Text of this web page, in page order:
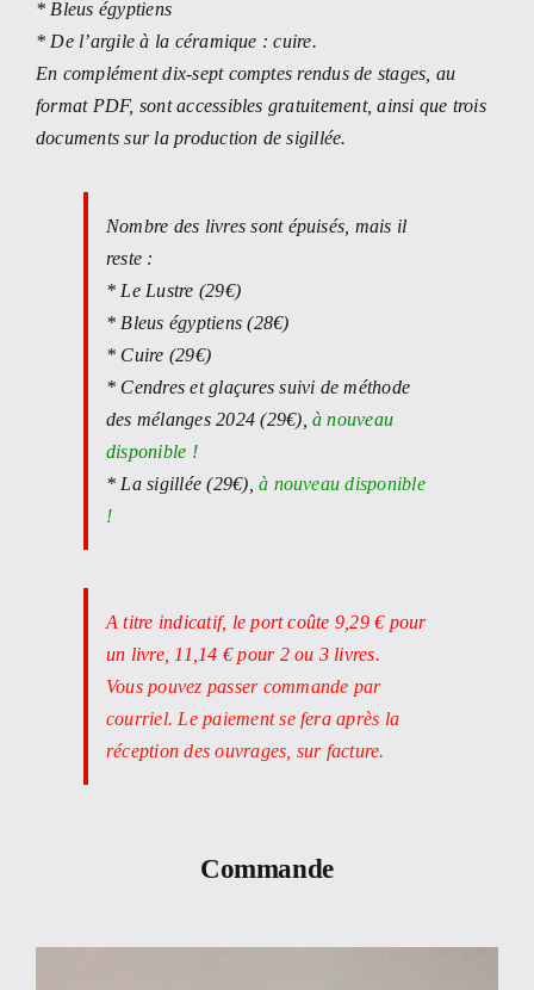
* Bleus égyptiens
* De l’argile à la céramique : cuire.
En complément dix-sept comptes rendus de stages, au
format PDF, sont accessibles gratuitement,ainsi que trois
documents sur la production de sigillée.
Nombre des livres sont épuisés, mais il
reste :
* Le Lustre (29€)
* Bleus égyptiens (28€)
* Cuire (29€)
* Cendres et glaçures suivi de méthode
des mélanges 2024 (29€), à nouveau
disponible !
* La sigillée (29€), à nouveau disponible
!
A titre indicatif, le port coûte 9,29 € pour
un livre, 11,14 € pour 2 ou 3 livres.
Vous pouvez passer commande par
courriel. Le paiement se fera après la
réception des ouvrages, sur facture.
Commande